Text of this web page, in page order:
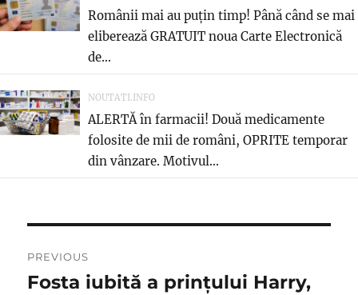
Românii mai au puțin timp! Până când se mai
eliberează GRATUIT noua Carte Electronică
de...
NOUTATI.INFO
ALERTĂ în farmacii! Două medicamente
folosite de mii de români, OPRITE temporar
din vânzare. Motivul...
în
PREVIOUS
Previous
Fosta iubită a prințului Harry,